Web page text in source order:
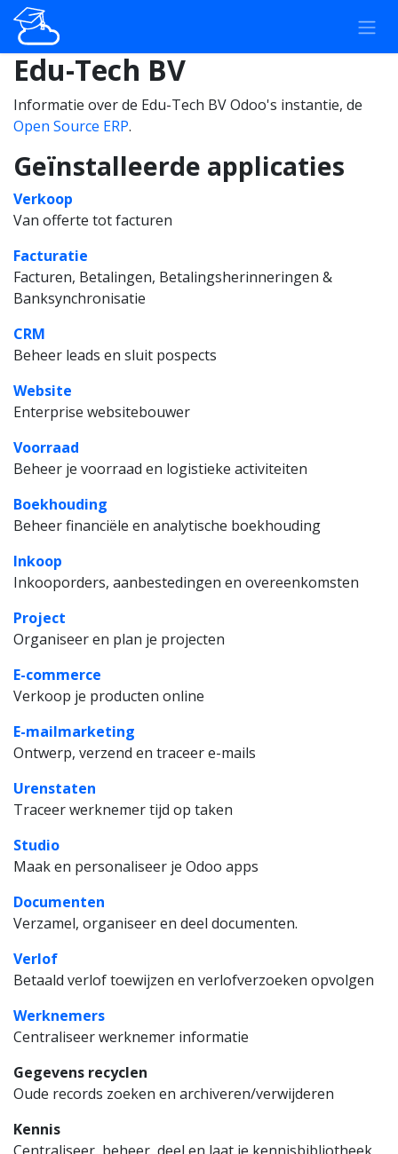
Overslaan naar inhoud
Edu-Tech BV
Informatie over de Edu-Tech BV Odoo's instantie, de
Open Source ERP.
Geïnstalleerde applicaties
Verkoop
Van offerte tot facturen
Facturatie
Facturen, Betalingen, Betalingsherinneringen &
Banksynchronisatie
CRM
Beheer leads en sluit pospects
Website
Enterprise websitebouwer
Voorraad
Beheer je voorraad en logistieke activiteiten
Boekhouding
Beheer financiële en analytische boekhouding
Inkoop
Inkooporders, aanbestedingen en overeenkomsten
Project
Organiseer en plan je projecten
E-commerce
Verkoop je producten online
E-mailmarketing
Ontwerp, verzend en traceer e-mails
Urenstaten
Traceer werknemer tijd op taken
Studio
Maak en personaliseer je Odoo apps
Documenten
Verzamel, organiseer en deel documenten.
Verlof
Betaald verlof toewijzen en verlofverzoeken opvolgen
Werknemers
Centraliseer werknemer informatie
Gegevens recyclen
Oude records zoeken en archiveren/verwijderen
Kennis